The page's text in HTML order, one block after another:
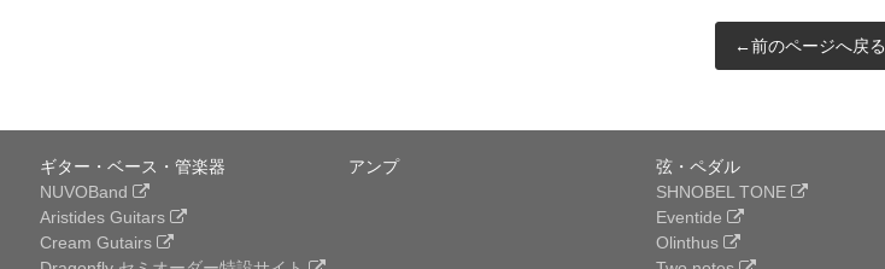
←前のページへ戻る
ギター・ベース・管楽器
NUVOBand
Aristides Guitars
Cream Gutairs
アンプ
弦・ペダル
SHNOBEL TONE
Eventide
Olinthus